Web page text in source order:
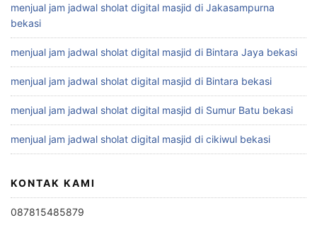
menjual jam jadwal sholat digital masjid di Jakasampurna
bekasi
menjual jam jadwal sholat digital masjid di Bintara Jaya bekasi
menjual jam jadwal sholat digital masjid di Bintara bekasi
menjual jam jadwal sholat digital masjid di Sumur Batu bekasi
menjual jam jadwal sholat digital masjid di cikiwul bekasi
KONTAK KAMI
087815485879